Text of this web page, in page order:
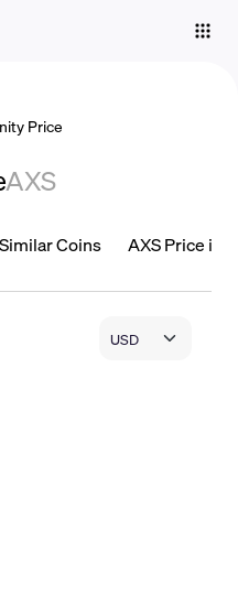
Price
AXS
Similar Coins AXS Price is